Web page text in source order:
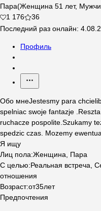
Пара(Женщина 51 лет,
1 176
36
Последний раз онлайн:
Профиль
Обо мнеJestesmy para
spelniac swoje fantazje
ruchacze pospolite.Szukamy
spedzic czas. Mozemy
Я ищу
Лиц пола:Женщина, Пара
С целью:Реальная встреча,
отношения
Возраст:от35лет
Предпочтения